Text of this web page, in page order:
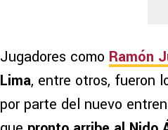
Jugadores como Ramón
Lima, entre otros, fueron
por parte del nuevo